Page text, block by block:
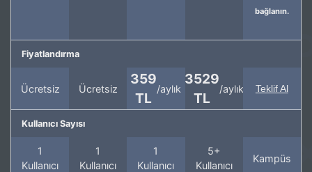
bağlanın.
Fiyatlandırma
Ücretsiz Ücretsiz
359
TL
/aylık
3529
TL
/aylık Teklif Al
Kullanıcı Sayısı
1
Kullanıcı
1
Kullanıcı
1
Kullanıcı
5+
Kullanıcı
Kampüs